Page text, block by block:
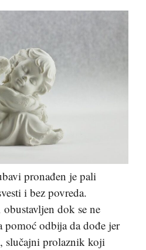
pronađen je pali
i bez povreda.
dok se ne
odbija da dođe jer
slučajni prolaznik koji